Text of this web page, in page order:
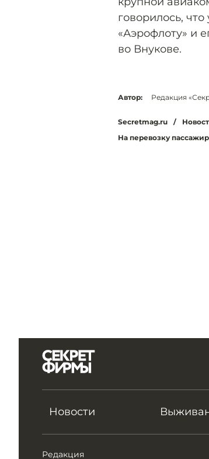
говорилось,
«Аэрофлоту» и
во Внукове.
Автор: Редакция
Secretmag.ru /
На перевозку
Новости
Редакция